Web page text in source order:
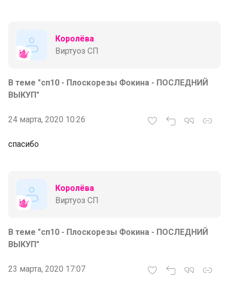
Королёва
Виртуоз СП
В теме "сп10 - Плоскорезы Фокина - ПОСЛЕДНИЙ
ВЫКУП"
24 марта, 2020 10:26
спасибо
Королёва
Виртуоз СП
В теме "сп10 - Плоскорезы Фокина - ПОСЛЕДНИЙ
ВЫКУП"
23 марта, 2020 17:07